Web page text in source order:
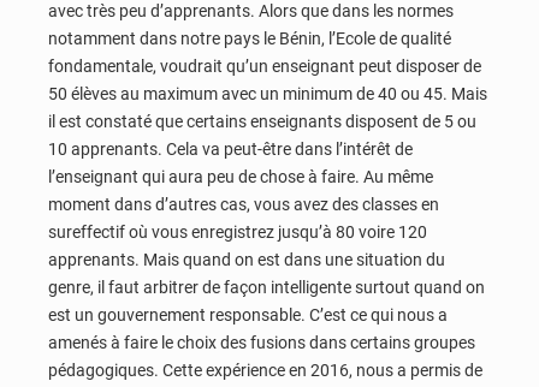
avec très peu d’apprenants. Alors que dans les normes
notamment dans notre pays le Bénin, l’Ecole de qualité
fondamentale, voudrait qu’un enseignant peut disposer de
50 élèves au maximum avec un minimum de 40 ou 45. Mais
il est constaté que certains enseignants disposent de 5 ou
10 apprenants. Cela va peut-être dans l’intérêt de
l’enseignant qui aura peu de chose à faire. Au même
moment dans d’autres cas, vous avez des classes en
sureffectif où vous enregistrez jusqu’à 80 voire 120
apprenants. Mais quand on est dans une situation du
genre, il faut arbitrer de façon intelligente surtout quand on
est un gouvernement responsable. C’est ce qui nous a
amenés à faire le choix des fusions dans certains groupes
pédagogiques. Cette expérience en 2016, nous a permis de